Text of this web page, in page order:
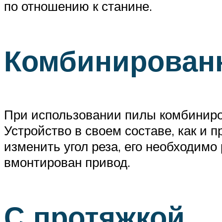
по отношению к станине.
При использовании пилы
Устройство в своем составе, как
изменить угол реза, его
вмонтирован привод.